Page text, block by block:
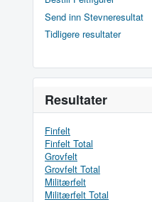
Send inn Stevneresultat
Tidligere resultater
Resultater
Finfelt
Finfelt Total
Grovfelt
Grovfelt Total
Militærfelt
Militærfelt Total